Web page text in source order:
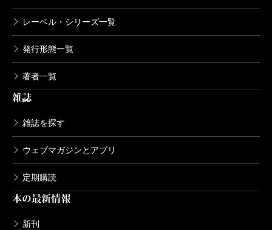
レーベル・シリーズ一覧
発行形態一覧
著者一覧
雑誌
雑誌を探す
ウェブマガジンとアプリ
定期購読
本の最新情報
新刊